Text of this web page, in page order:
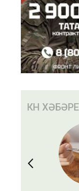
КӨН ХӘБӘРЕ